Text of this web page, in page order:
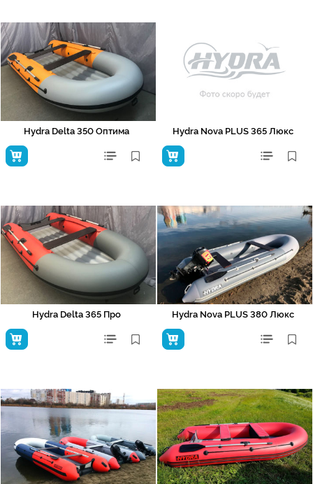
Hydra Delta 350 Оптима Hydra Nova PLUS 365 Люкс
Hydra Delta 365 Про Hydra Nova PLUS 380 Люкс